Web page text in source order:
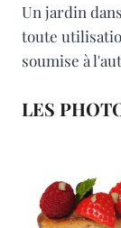
Un jardin
toute
soumise à
LES